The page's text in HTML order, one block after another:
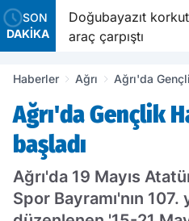
SON
DAKİKA
Doğubayazıt
araç çarpıştı
Haberler Ağrı Ağrı'da
Ağrı'da Gençlik
başladı
Ağrı'da 19 Mayıs
Spor Bayramı'nın 107.